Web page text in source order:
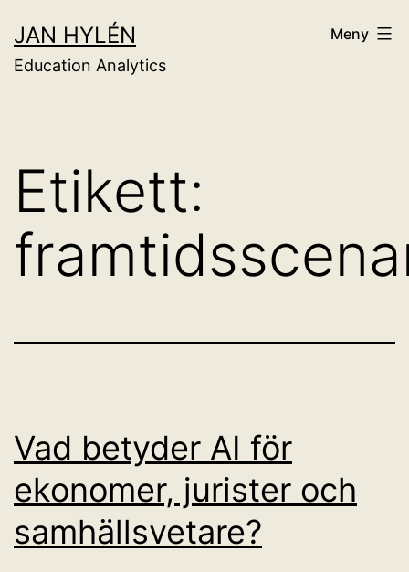
till
innehåll
JAN HYLÉN
Education Analytics
Meny
Etikett:
Vad betyder AI för
ekonomer, jurister och
samhällsvetare?